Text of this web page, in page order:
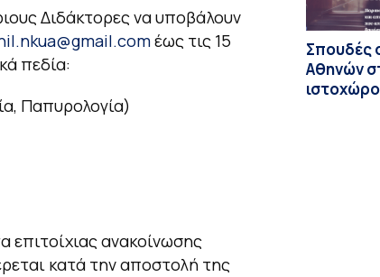
Διδάκτορες να υποβάλουν
έως τις 15
πεδία:
Παπυρολογία)
ανακοίνωσης
κατά την αποστολή της
Σπουδές
Αθηνών